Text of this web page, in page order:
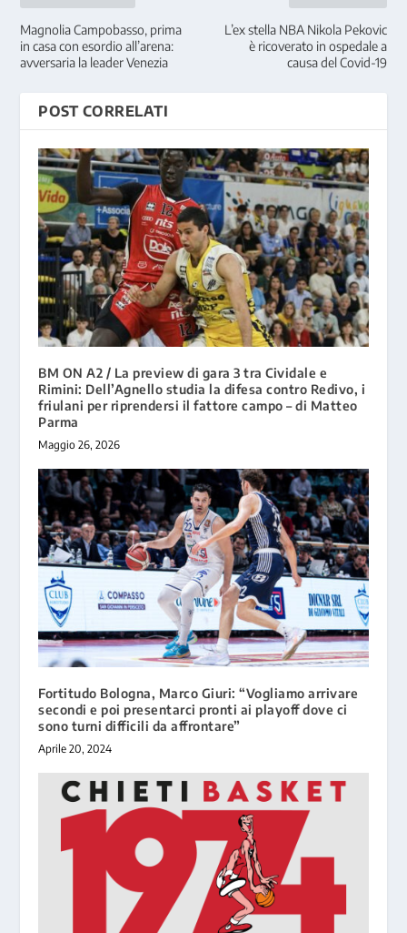
Magnolia Campobasso, prima
in casa con esordio all’arena:
avversaria la leader Venezia
L’ex stella NBA Nikola Pekovic
è ricoverato in ospedale a
causa del Covid-19
POST CORRELATI
BM ON A2 / La preview di gara 3 tra Cividale e
Rimini: Dell’Agnello studia la difesa contro Redivo, i
friulani per riprendersi il fattore campo – di Matteo
Parma
Maggio 26, 2026
Fortitudo Bologna, Marco Giuri: “Vogliamo arrivare
secondi e poi presentarci pronti ai playoff dove ci
sono turni difficili da affrontare”
Aprile 20, 2024